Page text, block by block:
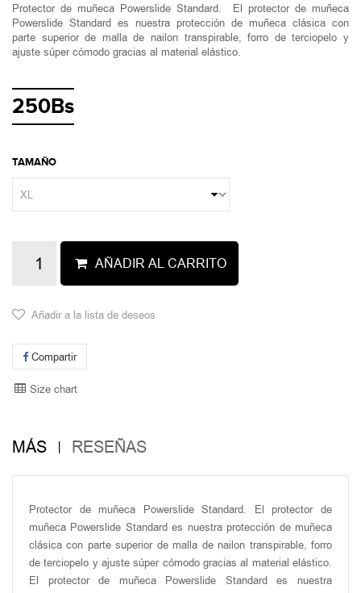
Protector de muñeca Powerslide Standard. El protector de muñeca
Powerslide Standard es nuestra protección de muñeca clásica con
parte superior de malla de nailon transpirable, forro de terciopelo y
ajuste súper cómodo gracias al material elástico.
250Bs
TAMAÑO
AÑADIR AL CARRITO
Añadir a la lista de deseos
Compartir
Size chart
MÁS RESEÑAS
Protector de muñeca Powerslide Standard. El protector de
muñeca Powerslide Standard es nuestra protección de muñeca
clásica con parte superior de malla de nailon transpirable, forro
de terciopelo y ajuste súper cómodo gracias al material elástico.
El protector de muñeca Powerslide Standard es nuestra